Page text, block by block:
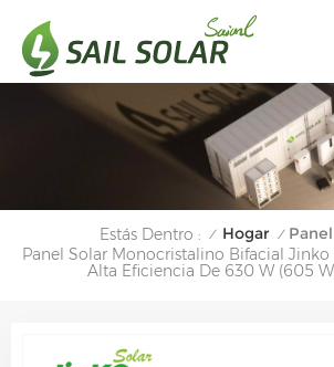
Estás Dentro : / Hogar /
Panel Solar Monocristalino Bifacial Jinko
Alta Eficiencia De 630 W (605